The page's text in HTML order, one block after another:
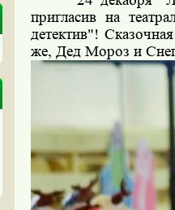
пригласив на
детектив"!
же, Дед Мороз и